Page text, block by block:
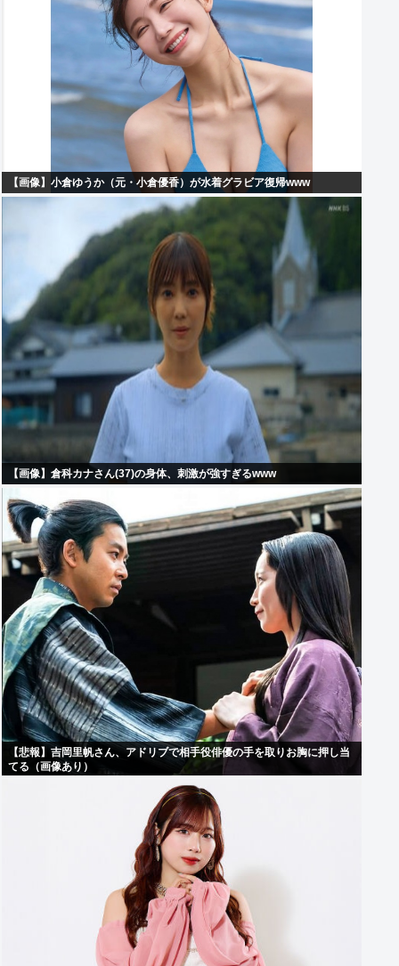
【画像】小倉ゆうか（元・小倉優香）が水着グラビア復帰www
【画像】倉科カナさん(37)の身体、刺激が強すぎるwww
【悲報】吉岡里帆さん、アドリブで相手役俳優の手を取りお胸に押し当
てる（画像あり）